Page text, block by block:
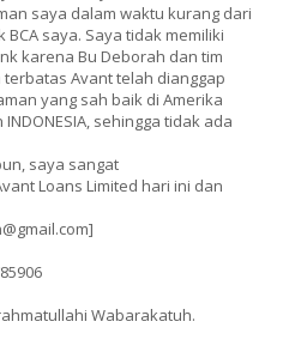
saya dalam waktu kurang dari
saya. Saya tidak memiliki
karena Bu Deborah dan tim
Avant telah dianggap
yang sah baik di Amerika
INDONESIA, sehingga tidak ada
saya sangat
Loans Limited hari ini dan
Wabarakatuh.